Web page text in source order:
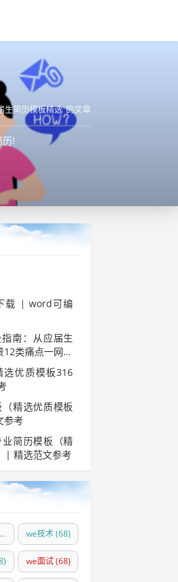
生简历模板精选 的文章
!
载 | word可编
南：从应届生
类痛点一网打
优质模板316
精选优质模板
参考
简历模板（精
| 精选范文参考
幼师求职简历模板精选 (84)
we技术(68)
we面试(68)